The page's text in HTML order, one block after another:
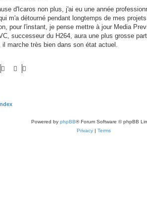
d'Icaros non plus, j'ai eu une année
m'a détourné pendant longtemps de mes projets
pour l'instant, je pense mettre à jour Media
successeur du H264, aura une plus grosse
il marche très bien dans son état actuel.
Powered by phpBB® Forum Software © phpBB
Privacy | Terms